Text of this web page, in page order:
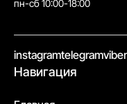
пн-сб 10:00-18:00
instagramtelegramviber
Навигация